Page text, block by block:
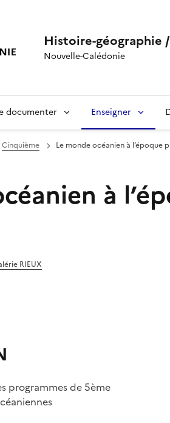
Histoire-géographie
Nouvelle-Calédonie
documenter Enseigner
Cinquième Le monde océanien à l’époque
à
RIEUX
programmes de 5ème